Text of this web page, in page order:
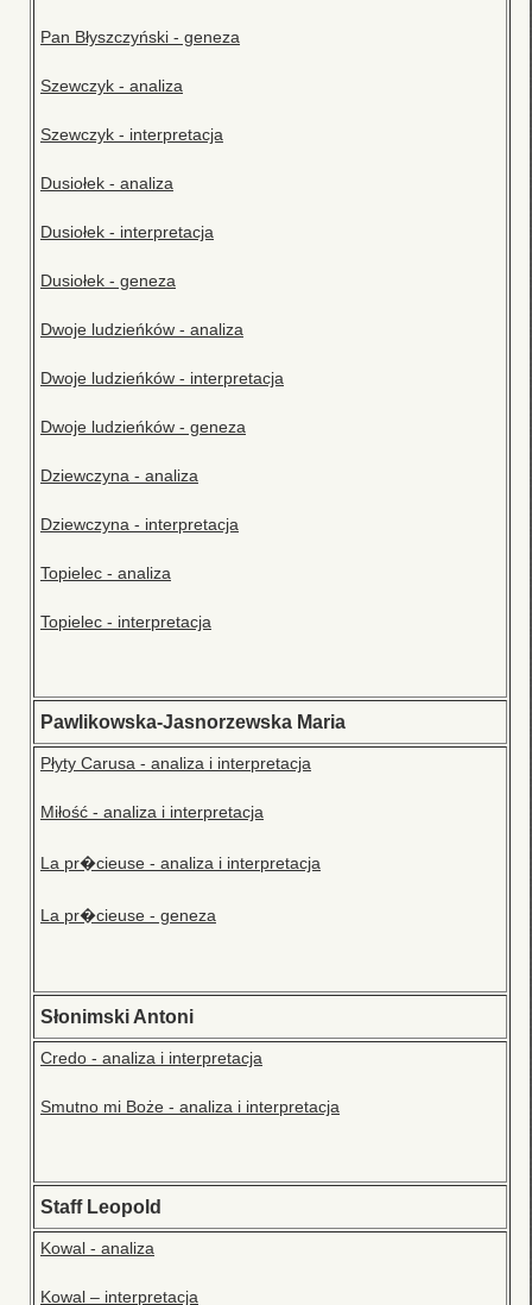
Pan Błyszczyński - geneza
Szewczyk - analiza
Szewczyk - interpretacja
Dusiołek - analiza
Dusiołek - interpretacja
Dusiołek - geneza
Dwoje ludzieńków - analiza
Dwoje ludzieńków - interpretacja
Dwoje ludzieńków - geneza
Dziewczyna - analiza
Dziewczyna - interpretacja
Topielec - analiza
Topielec - interpretacja
Pawlikowska-Jasnorzewska Maria
Płyty Carusa - analiza i interpretacja
Miłość - analiza i interpretacja
La pr�cieuse - analiza i interpretacja
La pr�cieuse - geneza
Słonimski Antoni
Credo - analiza i interpretacja
Smutno mi Boże - analiza i interpretacja
Staff Leopold
Kowal - analiza
Kowal – interpretacja